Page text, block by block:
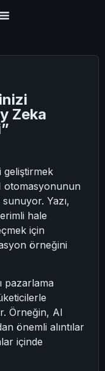
Zeka
geliştirmek
otomasyonunun
Yazı,
hale
için
örneğini
pazarlama
Örneğin, AI
önemli alıntılar
içinde